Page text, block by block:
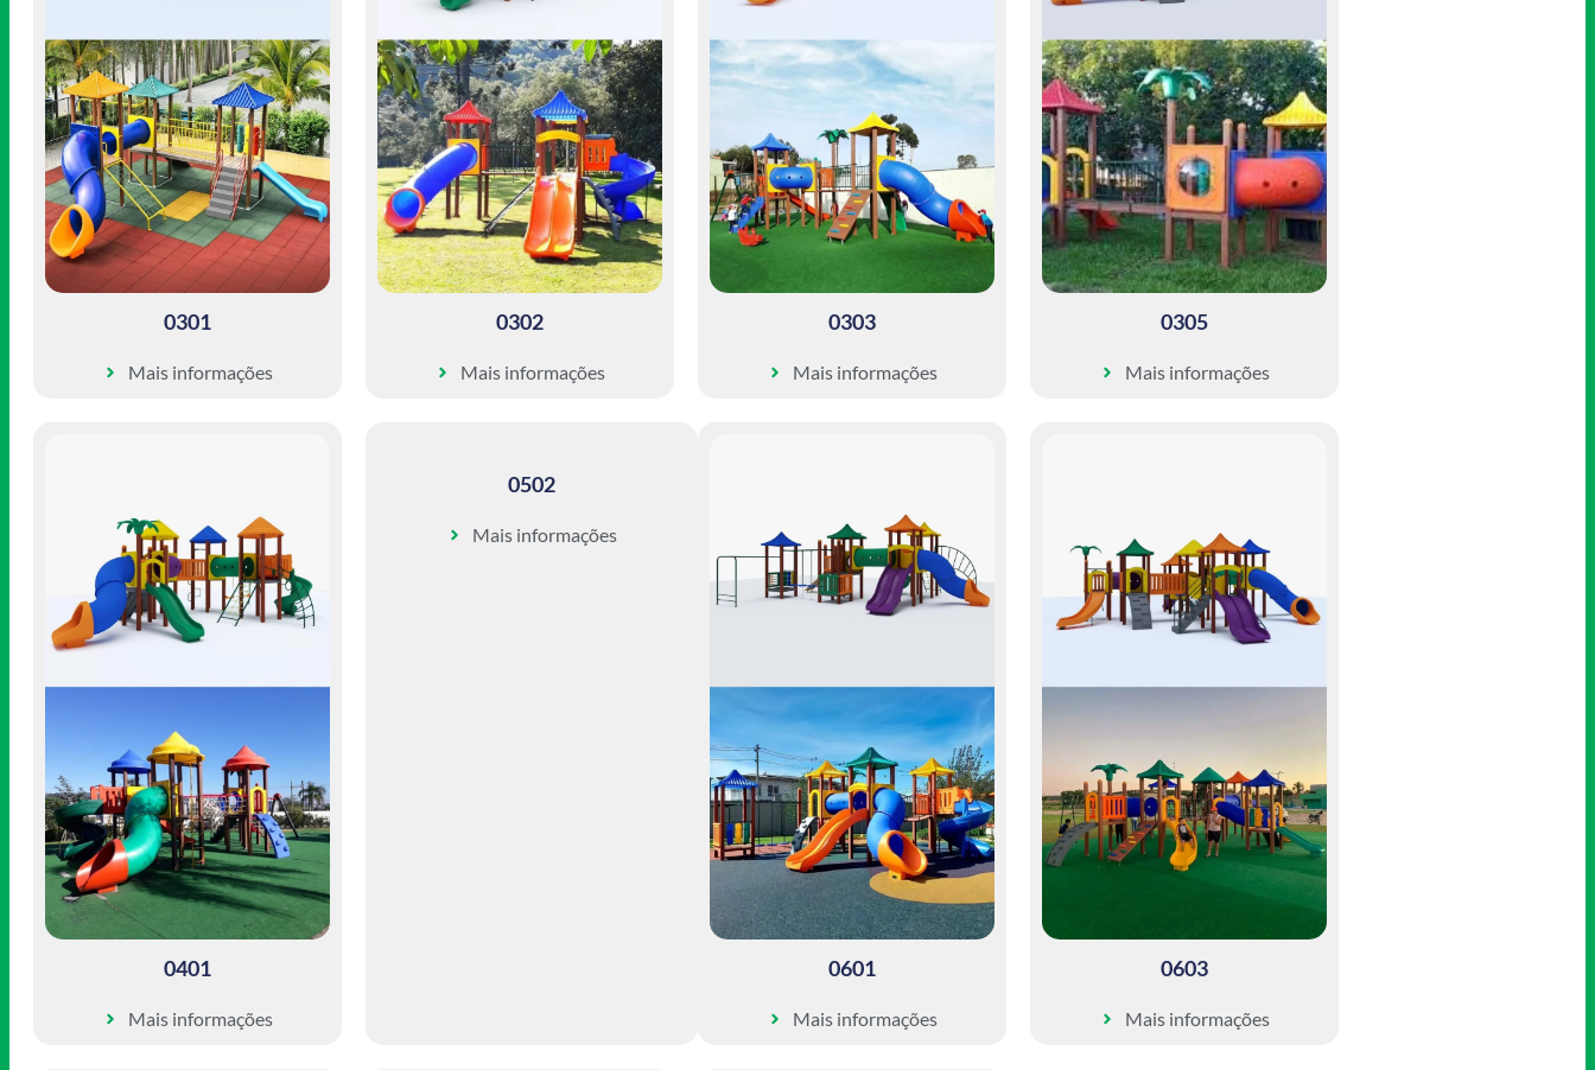
0301
Mais informações
0302
Mais informações
0303
Mais informações
0305
Mais informações
0401
Mais informações
0502
Mais informações
0601
Mais informações
0603
Mais informações